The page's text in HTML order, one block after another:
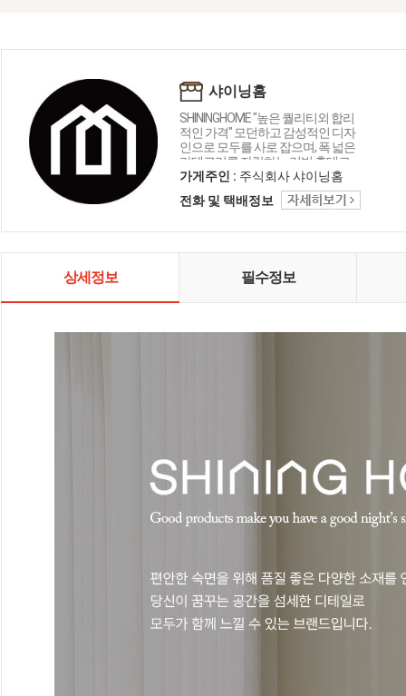
샤이닝홈
SHININGHOME "높은 퀄리티외 합리
적인 가격" 모던하고 감성적인 디자
인으로 모두를 사로 잡으며, 폭 넓은
카테고리를 자랑하는 리빙 홈데코
인테리어 샤이닝홈입니다.
가게주인 : 주식회사 샤이닝홈
전화 및 택배정보
상세정보 필수정보